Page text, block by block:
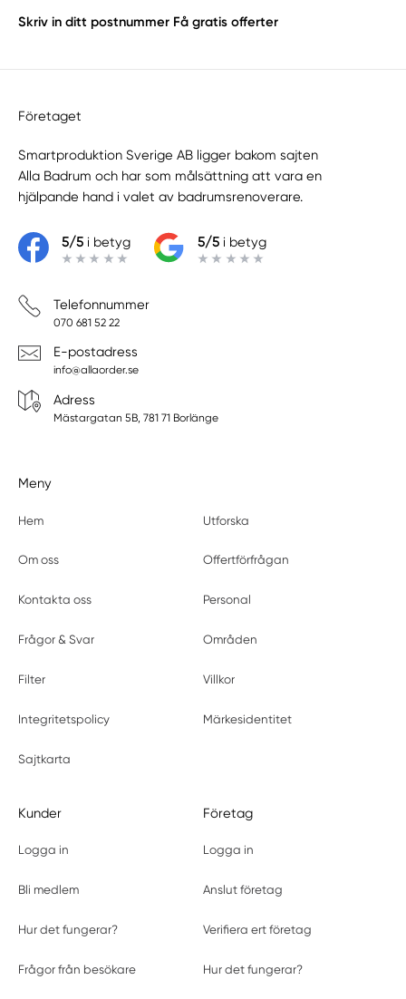
Skriv in ditt postnummer Få gratis offerter
Företaget
Smartproduktion Sverige AB ligger bakom sajten
Alla Badrum och har som målsättning att vara en
hjälpande hand i valet av badrumsrenoverare.
5/5i betyg 5/5i betyg
Telefonnummer
070 681 52 22
E-postadress
info@allaorder.se
Adress
Mästargatan 5B, 781 71 Borlänge
Meny
Hem Utforska
Om oss Offertförfrågan
Kontakta oss Personal
Frågor & Svar Områden
Filter Villkor
Integritetspolicy Märkesidentitet
Sajtkarta
Kunder
Logga in
Bli medlem
Hur det fungerar?
Frågor från besökare
Företag
Logga in
Anslut företag
Verifiera ert företag
Hur det fungerar?